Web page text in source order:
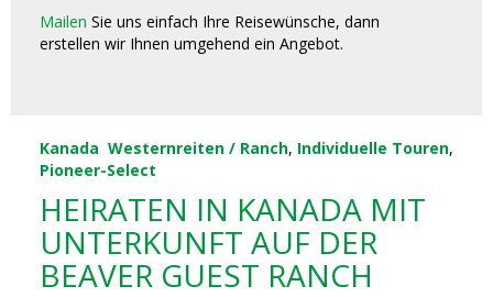
Mailen Sie uns einfach Ihre Reisewünsche, dann
erstellen wir Ihnen umgehend ein Angebot.
Kanada Westernreiten / Ranch, Individuelle Touren,
Pioneer-Select
HEIRATEN IN KANADA MIT
UNTERKUNFT AUF DER
BEAVER GUEST RANCH